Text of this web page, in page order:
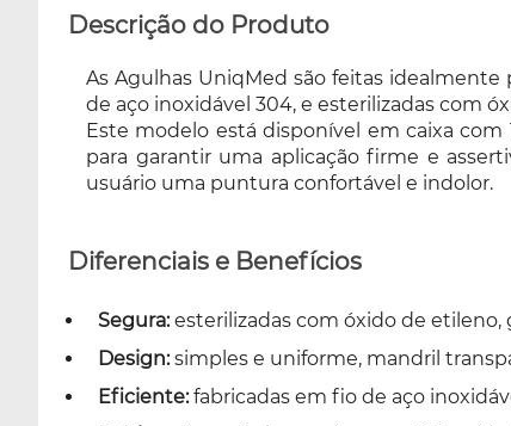
Descrição do Produto
As Agulhas UniqMed são feitas
de aço inoxidável 304, e esterilizadas com
Este modelo está disponível em caixa
para garantir uma aplicação firme e
usuário uma puntura confortável e indolor.
Diferenciais e Benefícios
Segura:esterilizadas com óxido de
Design:simples e uniforme, mandril
Eficiente:fabricadas em fio de aço